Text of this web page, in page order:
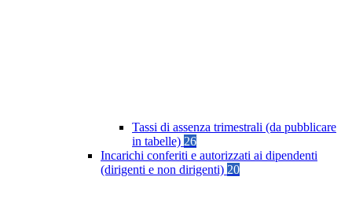
Tassi di assenza trimestrali (da pubblicare
in tabelle) 26
Incarichi conferiti e autorizzati ai dipendenti
(dirigenti e non dirigenti) 20